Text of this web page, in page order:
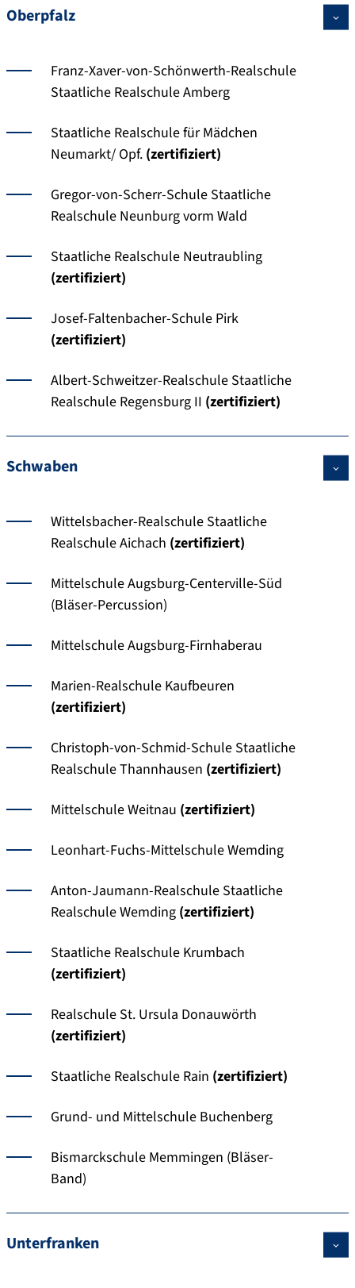
Oberpfalz
Franz-Xaver-von-Schönwerth-Realschule
Staatliche Realschule Amberg
Staatliche Realschule für Mädchen
Neumarkt/ Opf. (zertifiziert)
Gregor-von-Scherr-Schule Staatliche
Realschule Neunburg vorm Wald
Staatliche Realschule Neutraubling
(zertifiziert)
Josef-Faltenbacher-Schule Pirk
(zertifiziert)
Albert-Schweitzer-Realschule Staatliche
Realschule Regensburg II (zertifiziert)
Schwaben
Wittelsbacher-Realschule Staatliche
Realschule Aichach (zertifiziert)
Mittelschule Augsburg-Centerville-Süd
(Bläser-Percussion)
Mittelschule Augsburg-Firnhaberau
Marien-Realschule Kaufbeuren
(zertifiziert)
Christoph-von-Schmid-Schule Staatliche
Realschule Thannhausen (zertifiziert)
Mittelschule Weitnau (zertifiziert)
Leonhart-Fuchs-Mittelschule Wemding
Anton-Jaumann-Realschule Staatliche
Realschule Wemding (zertifiziert)
Staatliche Realschule Krumbach
(zertifiziert)
Realschule St. Ursula Donauwörth
(zertifiziert)
Staatliche Realschule Rain (zertifiziert)
Grund- und Mittelschule Buchenberg
Bismarckschule Memmingen (Bläser-
Band)
Unterfranken